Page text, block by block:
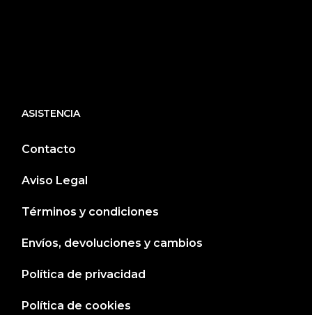
ASISTENCIA
Contacto
Aviso Legal
Términos y condiciones
Envíos, devoluciones y cambios
Política de privacidad
Política de cookies